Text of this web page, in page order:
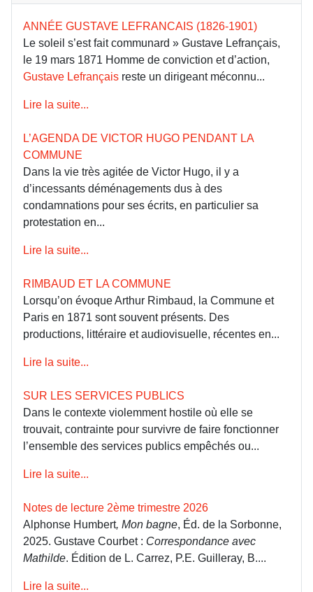
ANNÉE GUSTAVE LEFRANCAIS (1826-1901)
Le soleil s’est fait communard » Gustave Lefrançais,
le 19 mars 1871 Homme de conviction et d’action,
Gustave Lefrançais reste un dirigeant méconnu...
Lire la suite...
L’AGENDA DE VICTOR HUGO PENDANT LA
COMMUNE
Dans la vie très agitée de Victor Hugo, il y a
d’incessants déménagements dus à des
condamnations pour ses écrits, en particulier sa
protestation en...
Lire la suite...
RIMBAUD ET LA COMMUNE
Lorsqu’on évoque Arthur Rimbaud, la Commune et
Paris en 1871 sont souvent présents. Des
productions, littéraire et audiovisuelle, récentes en...
Lire la suite...
SUR LES SERVICES PUBLICS
Dans le contexte violemment hostile où elle se
trouvait, contrainte pour survivre de faire fonctionner
l’ensemble des services publics empêchés ou...
Lire la suite...
Notes de lecture 2ème trimestre 2026
Alphonse Humbert, Mon bagne, Éd. de la Sorbonne,
2025. Gustave Courbet : Correspondance avec
Mathilde. Édition de L. Carrez, P.E. Guilleray, B....
Lire la suite...